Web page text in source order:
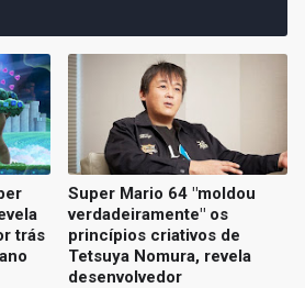
trás
Super Mario 64 "moldou
verdadeiramente" os
princípios criativos de
Tetsuya Nomura, revela
desenvolvedor